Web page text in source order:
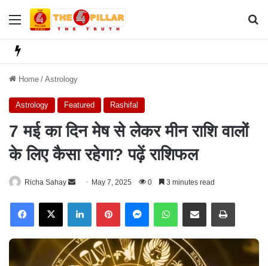
Menu
Home / Astrology
Astrology Featured Rashifal
7 मई का दिन मेष से लेकर मीन राशि वालों
के लिए कैसा रहेगा? पढ़ें राशिफल
Richa Sahay
n
d
a
n
May 7, 2025 0 3 minutes read
X